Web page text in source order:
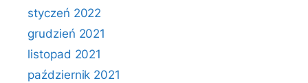
styczeń 2022
grudzień 2021
listopad 2021
październik 2021